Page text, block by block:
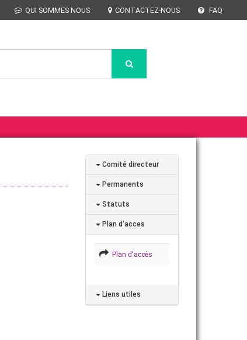
QUI SOMMES NOUS CONTACTEZ-NOUS FAQ
Comité directeur
Permanents
Statuts
Plan d'acces
Plan d'accès
Liens utiles